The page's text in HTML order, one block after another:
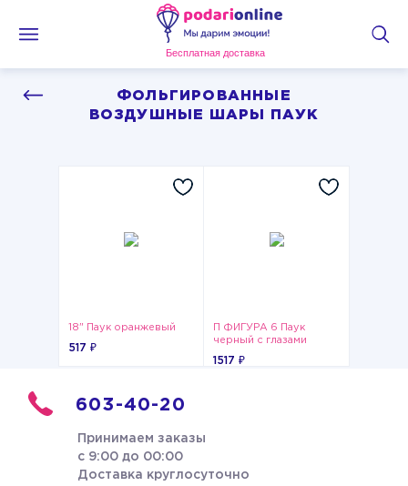
Бесплатная доставка
ФОЛЬГИРОВАННЫЕ
ВОЗДУШНЫЕ ШАРЫ ПАУК
18" Паук оранжевый
517 ₽
П ФИГУРА 6 Паук
черный с глазами
1517 ₽
603-40-20
Принимаем заказы
с 9:00 до 00:00
Доставка круглосуточно